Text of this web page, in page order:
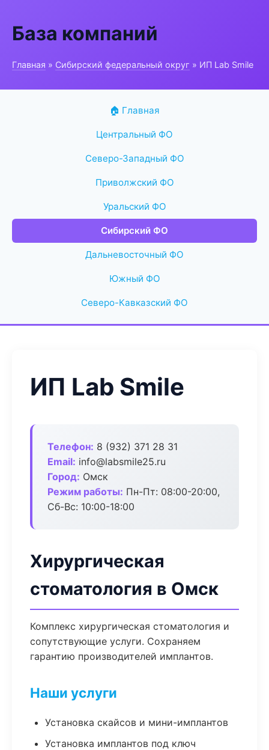
База компаний
Главная » Сибирский федеральный округ » ИП Lab Smile
🏠 Главная
Центральный ФО
Северо-Западный ФО
Приволжский ФО
Уральский ФО
Сибирский ФО
Дальневосточный ФО
Южный ФО
Северо-Кавказский ФО
ИП Lab Smile
Телефон: 8 (932) 371 28 31
Email: info@labsmile25.ru
Город: Омск
Режим работы: Пн-Пт: 08:00-20:00,
Сб-Вс: 10:00-18:00
Хирургическая
стоматология в Омск
Комплекс хирургическая стоматология и
сопутствующие услуги. Сохраняем
гарантию производителей имплантов.
Наши услуги
Установка скайсов и мини-имплантов
Установка имплантов под ключ